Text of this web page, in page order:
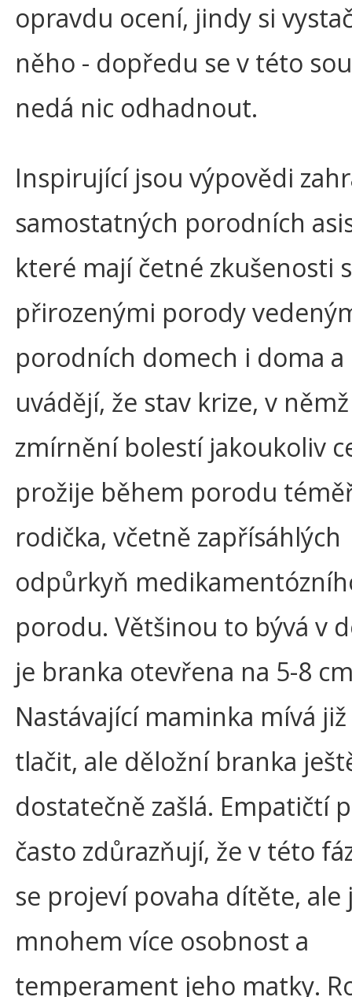
opravdu ocení, jindy si
něho - dopředu se v této
nedá nic odhadnout.
Inspirující jsou výpovědi
samostatných porodních
které mají četné zkušenosti s
přirozenými porody
porodních domech i doma
uvádějí, že stav krize, v
zmírnění bolestí jakoukoliv
prožije během porodu
rodička, včetně zapřísáhlých
odpůrkyň
porodu. Většinou to bývá v
je branka otevřena na 5-8
Nastávající maminka mívá
tlačit, ale děložní branka
dostatečně zašlá. Empatičtí
často zdůrazňují, že v této
se projeví povaha dítěte, ale
mnohem více osobnost a
temperament jeho matky.